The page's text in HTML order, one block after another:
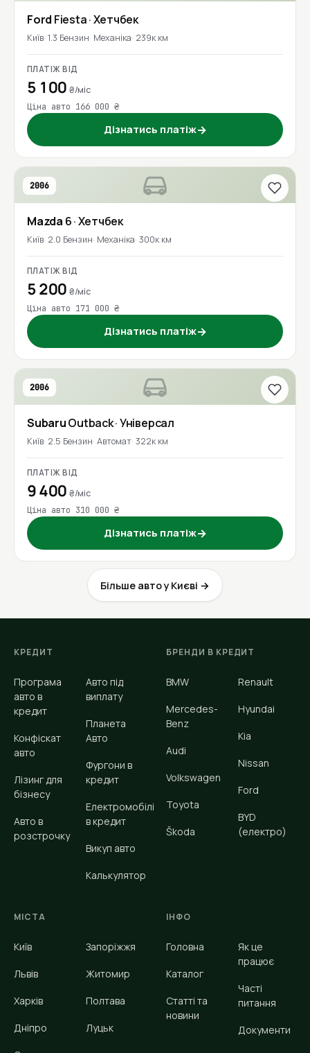
Ford Fiesta· Хетчбек
Київ 1.3 Бензин Механіка 239к км
ПЛАТІЖ ВІД
5 100₴/міс
Ціна авто 166 000 ₴
Дізнатись платіж→
2006
Mazda 6· Хетчбек
Київ 2.0 Бензин Механіка 300к км
ПЛАТІЖ ВІД
5 200₴/міс
Ціна авто 171 000 ₴
Дізнатись платіж→
2006
SubaruOutback· Універсал
Київ 2.5 Бензин Автомат 322к км
ПЛАТІЖ ВІД
9 400₴/міс
Ціна авто 310 000 ₴
Дізнатись платіж→
Більше авто у Києві →
КРЕДИТ
Програма
авто в
кредит
Конфіскат
авто
Лізинг для
бізнесу
Авто в
розстрочку
Авто під
виплату
Планета
Авто
Фургони в
кредит
Електромобілі
в кредит
Викуп авто
Калькулятор
БРЕНДИ В КРЕДИТ
BMW
Mercedes-
Benz
Audi
Volkswagen
Toyota
Škoda
Renault
Hyundai
Kia
Nissan
Ford
BYD
(електро)
МІСТА
Київ
Львів
Харків
Дніпро
Запоріжжя
Житомир
Полтава
Луцьк
ІНФО
Головна
Каталог
Статті та
новини
Як це
працює
Часті
питання
Документи